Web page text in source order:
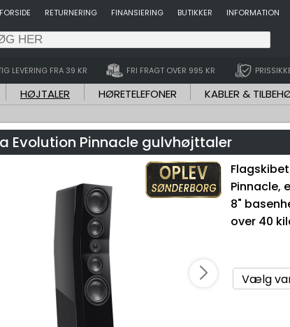
FORSIDE RETURNERING FINANSIERING BUTIKKER INFORMATION
LEVERING FRA 39 KR FRI FRAGT OVER 995 KR
HØJTALER HØRETELEFONER KABLER &
Evolution Pinnacle gulvhøjttaler
Pinnacle,
8"
over 40